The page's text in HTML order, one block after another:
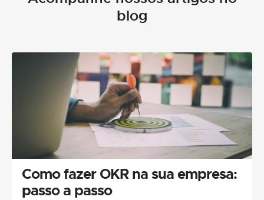
blog
Como fazer OKR na sua empresa:
passo a passo